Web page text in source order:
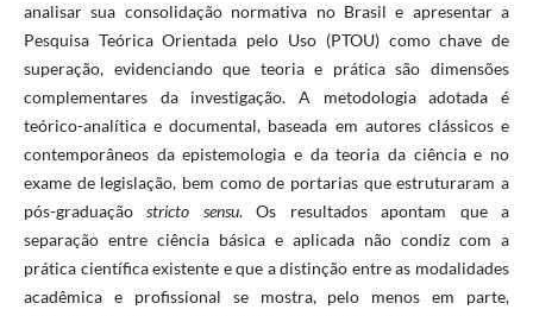
analisar sua consolidação normativa no Brasil e apresentar a
Pesquisa Teórica Orientada pelo Uso (PTOU) como chave de
superação, evidenciando que teoria e prática são dimensões
complementares da investigação. A metodologia adotada é
teórico-analítica e documental, baseada em autores clássicos e
contemporâneos da epistemologia e da teoria da ciência e no
exame de legislação, bem como de portarias que estruturaram a
pós-graduaçãostricto sensu. Os resultados apontam que a
separação entre ciência básica e aplicada não condiz com a
prática científica existente e que a distinção entre as modalidades
acadêmica e profissional se mostra, pelo menos em parte,